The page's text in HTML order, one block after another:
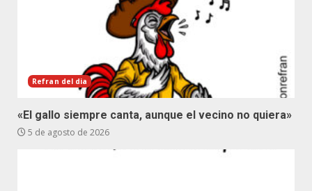
Refran del dia
«El gallo siempre canta, aunque el vecino no quiera»
5 de agosto de 2026